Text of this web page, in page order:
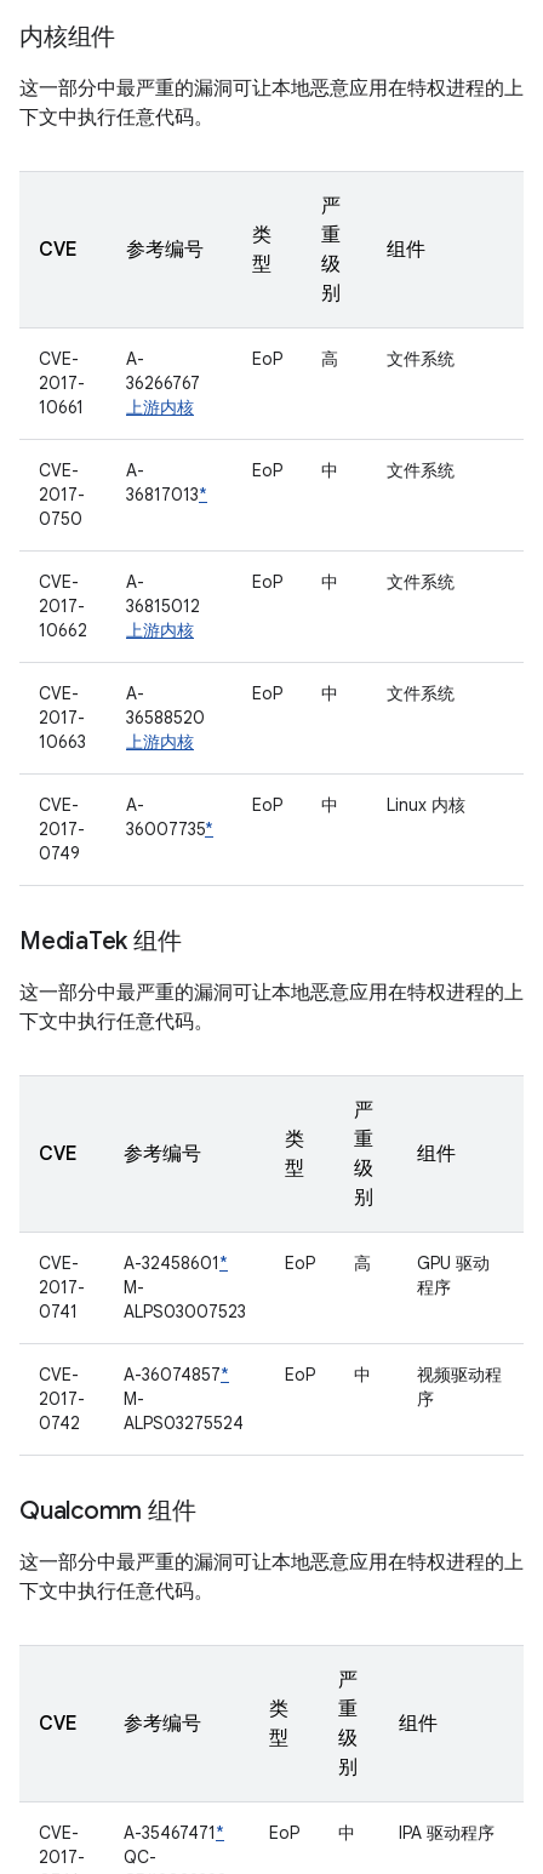
内核组件
这一部分中最严重的漏洞可让本地恶意应用在特权进程的上
下文中执行任意代码。
CVE 参考编号
类
型
严
重
级
别
组件
CVE-
2017-
10661
A-
36266767
上游内核
EoP 高 文件系统
CVE-
2017-
0750
A-
36817013*
EoP 中 文件系统
CVE-
2017-
10662
A-
36815012
上游内核
EoP 中 文件系统
CVE-
2017-
10663
A-
36588520
上游内核
EoP 中 文件系统
CVE-
2017-
0749
A-
36007735*
EoP 中 Linux 内核
MediaTek 组件
这一部分中最严重的漏洞可让本地恶意应用在特权进程的上
下文中执行任意代码。
CVE 参考编号
类
型
严
重
级
别
组件
CVE-
2017-
0741
A-32458601*
M-
ALPS03007523
EoP 高
GPU 驱动
程序
CVE-
2017-
0742
A-36074857*
M-
ALPS03275524
EoP 中
视频驱动程
序
Qualcomm 组件
这一部分中最严重的漏洞可让本地恶意应用在特权进程的上
下文中执行任意代码。
CVE 参考编号
类
型
严
重
级
别
组件
CVE-
2017-
A-35467471*
QC-
EoP 中 IPA 驱动程序